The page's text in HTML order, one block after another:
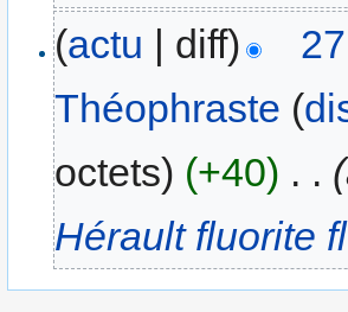
(actu | diff)
Théophraste (
octets) (+40) . .
Hérault fluorite